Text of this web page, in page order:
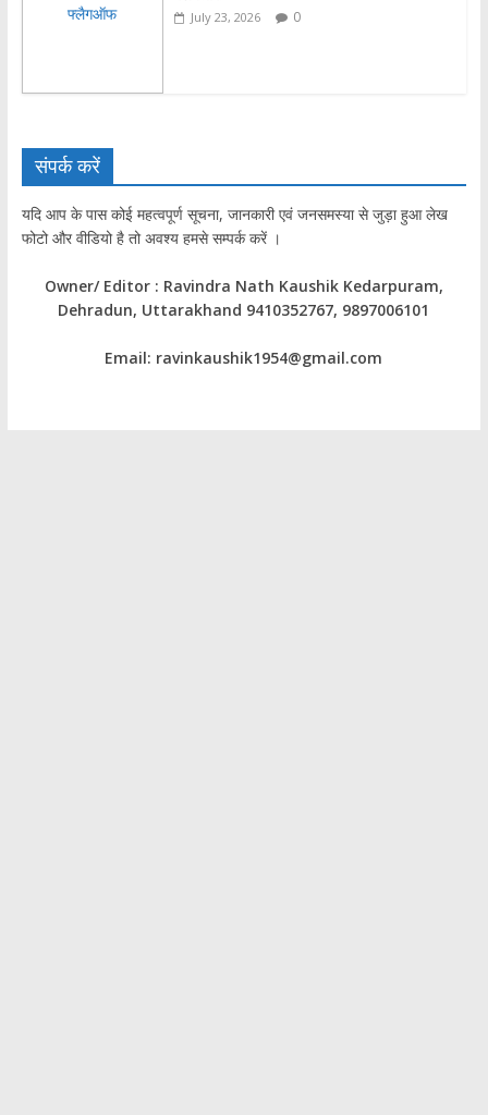
July 23, 2026 0
संपर्क करें
यदि आप के पास कोई महत्वपूर्ण सूचना, जानकारी एवं जनसमस्या से जुड़ा हुआ लेख
फोटो और वीडियो है तो अवश्य हमसे सम्पर्क करें ।
Owner/ Editor : Ravindra Nath Kaushik Kedarpuram,
Dehradun, Uttarakhand 9410352767, 9897006101
Email: ravinkaushik1954@gmail.com